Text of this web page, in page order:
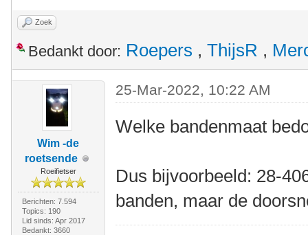
Zoek
Bedankt door: Roepers , ThijsR ,
Wim -de
roetsende
Roeifietser
Berichten: 7.594
Topics: 190
Lid sinds: Apr 2017
Bedankt: 3660
25-Mar-2022, 10:22 AM
Welke bandenmaat
Dus bijvoorbeeld: 28-
banden, maar de